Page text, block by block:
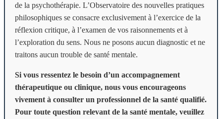
de la psychothérapie. L’Observatoire des nouvelles pratiques
philosophiques se consacre exclusivement à l’exercice de la
réflexion critique, à l’examen de vos raisonnements et à
l’exploration du sens. Nous ne posons aucun diagnostic et ne
traitons aucun trouble de santé mentale.
Si vous ressentez le besoin d’un accompagnement
thérapeutique ou clinique, nous vous encourageons
vivement à consulter un professionnel de la santé qualifié.
Pour toute question relevant de la santé mentale, veuillez